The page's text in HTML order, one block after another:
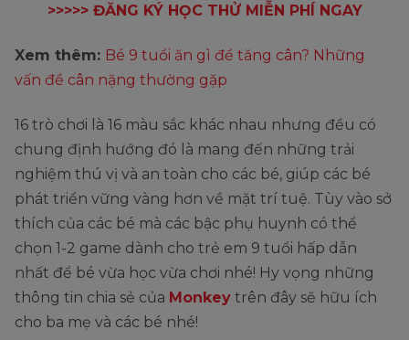
>>>>> ĐĂNG KÝ HỌC THỬ MIỄN PHÍ NGAY
Xem thêm: Bé 9 tuổi ăn gì để tăng cân? Những
vấn đề cân nặng thường gặp
16 trò chơi là 16 màu sắc khác nhau nhưng đều có
chung định hướng đó là mang đến những trải
nghiệm thú vị và an toàn cho các bé, giúp các bé
phát triển vững vàng hơn về mặt trí tuệ. Tùy vào sở
thích của các bé mà các bậc phụ huynh có thể
chọn 1-2 game dành cho trẻ em 9 tuổi hấp dẫn
nhất để bé vừa học vừa chơi nhé! Hy vọng những
thông tin chia sẻ của Monkey trên đây sẽ hữu ích
cho ba mẹ và các bé nhé!